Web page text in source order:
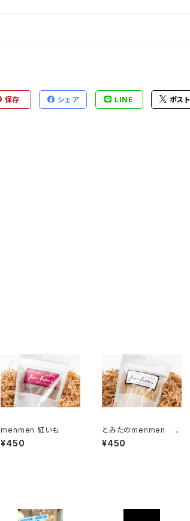
保存 シェア LINE ポスト
menmen 紅いも
¥450
とみたのmenmen プ
レーン
¥450